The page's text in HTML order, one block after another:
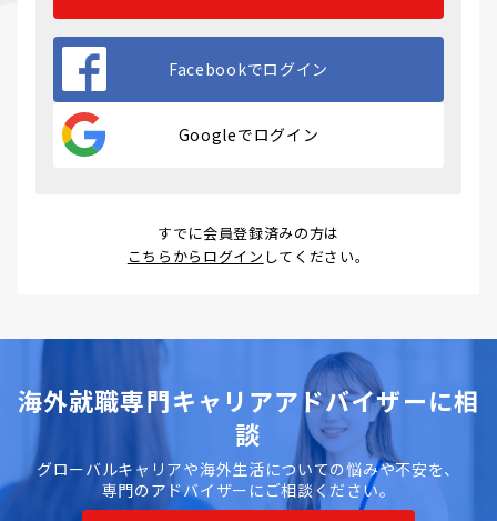
Facebookでログイン
Googleでログイン
すでに会員登録済みの方は
こちらからログイン してください。
海外就職専門キャリアアドバイザーに相
談
グローバルキャリアや海外生活についての悩みや不安を、
専門のアドバイザーにご相談ください。